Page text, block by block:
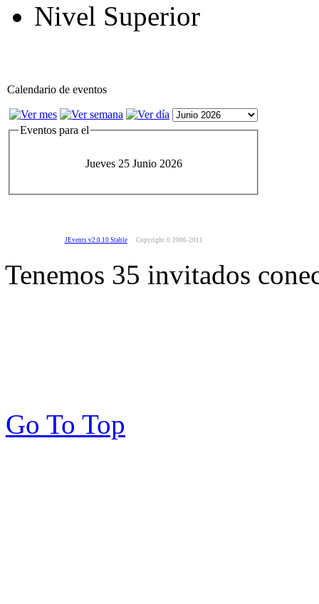
Nivel Superior
Calendario de eventos
Eventos para el
Jueves 25 Junio 2026
JEvents v2.0.10 Stable Copyright © 2006-2011
Tenemos 35 invitados
Go To Top